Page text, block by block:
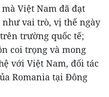
Việt Nam đã đạt
vai trò, vị thế ngày
trường quốc tế;
coi trọng và mong
với Việt Nam, đối tác
Romania tại Đông